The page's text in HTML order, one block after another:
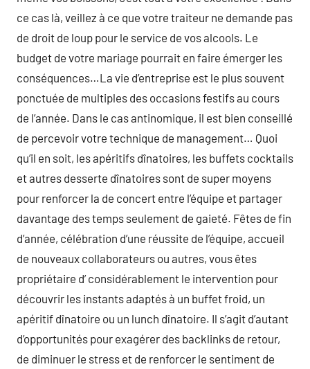
ce cas là, veillez à ce que votre traiteur ne demande pas
de droit de loup pour le service de vos alcools. Le
budget de votre mariage pourrait en faire émerger les
conséquences…La vie d’entreprise est le plus souvent
ponctuée de multiples des occasions festifs au cours
de l’année. Dans le cas antinomique, il est bien conseillé
de percevoir votre technique de management… Quoi
qu’il en soit, les apéritifs dînatoires, les buffets cocktails
et autres desserte dînatoires sont de super moyens
pour renforcer la de concert entre l’équipe et partager
davantage des temps seulement de gaieté. Fêtes de fin
d’année, célébration d’une réussite de l’équipe, accueil
de nouveaux collaborateurs ou autres, vous êtes
propriétaire d’ considérablement le intervention pour
découvrir les instants adaptés à un buffet froid, un
apéritif dînatoire ou un lunch dînatoire. Il s’agit d’autant
d’opportunités pour exagérer des backlinks de retour,
de diminuer le stress et de renforcer le sentiment de